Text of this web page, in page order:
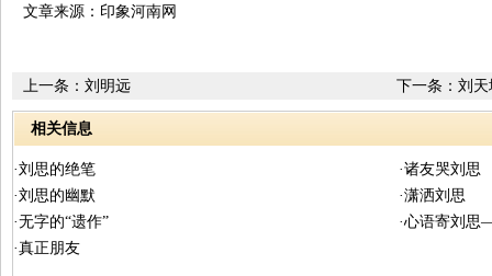
文章来源：印象河南网
下一条： 刘天
上一条： 刘明远
相关信息
·刘思的绝笔
·诸友哭刘思
·刘思的幽默
·潇洒刘思
·无字的“遗作”
·心语寄刘
·真正朋友